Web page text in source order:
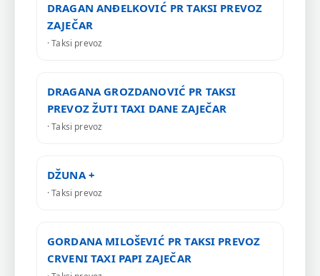
DRAGAN ANĐELKOVIĆ PR TAKSI PREVOZ
ZAJEČAR
· Taksi prevoz
DRAGANA GROZDANOVIĆ PR TAKSI
PREVOZ ŽUTI TAXI DANE ZAJEČAR
· Taksi prevoz
DŽUNA +
· Taksi prevoz
GORDANA MILOŠEVIĆ PR TAKSI PREVOZ
CRVENI TAXI PAPI ZAJEČAR